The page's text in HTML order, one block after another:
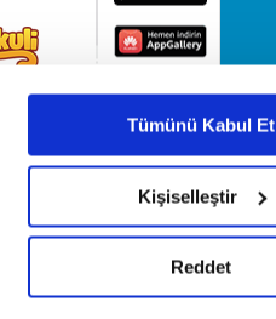
Tümünü Kabul Et
Kişiselleştir
Reddet